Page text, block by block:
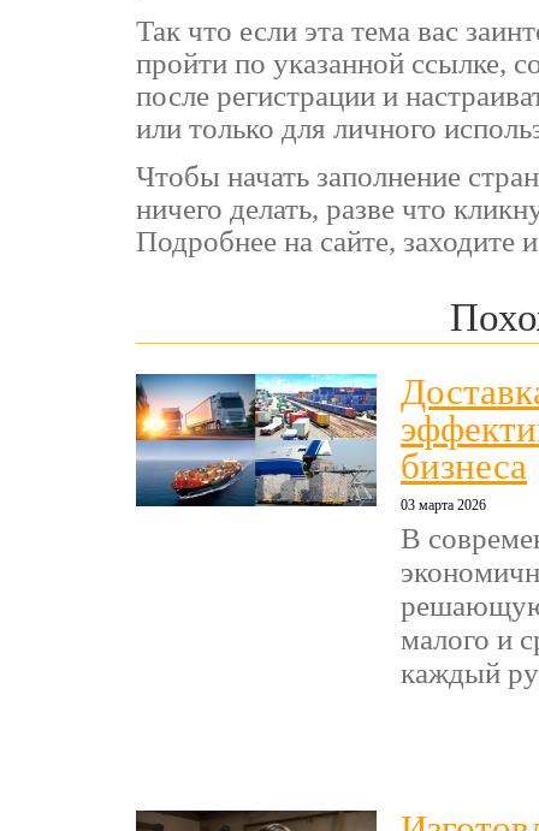
Так что если эта тема вас
пройти по указанной ссылке,
после регистрации и
или только для личного
Чтобы начать заполнение
ничего делать, разве что
Подробнее на сайте, заходите
бизнеса
03 марта 2026
В
решающую
малого и
каждый